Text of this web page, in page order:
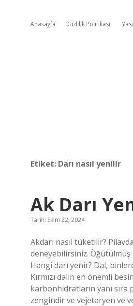
Anasayfa Gizlilik Politikası
Etiket: Darı nasıl yenilir
Ak Darı
Tarih: Ekim 22, 2024
Akdarı nasıl tüketilir?
deneyebilirsiniz. Öğütülmüş
Hangi darı yenir? Dal,
Kırmızı dalın en önemli
karbonhidratların yanı sıra
zengindir ve vejetaryen ve